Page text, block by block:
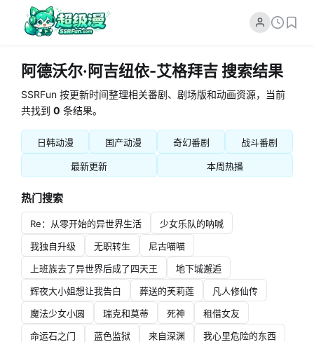
阿德沃尔·阿吉纽依-艾格拜吉 搜索结果
SSRFun 按更新时间整理相关番剧、剧场版和动画资源，当前
共找到 0 条结果。
日韩动漫 国产动漫 奇幻番剧 战斗番剧
最新更新 本周热播
热门搜索
Re：从零开始的异世界生活
少女乐队的呐喊
我独自升级
无职转生
尼古喵喵
上班族去了异世界后成了四天王
地下城邂逅
辉夜大小姐想让我告白
葬送的芙莉莲
凡人修仙传
魔法少女小圆
瑞克和莫蒂 死神
租借女友
命运石之门
蓝色监狱 来自深渊
我心里危险的东西